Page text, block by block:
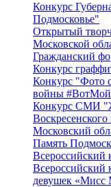
Конкурс
Подмосковье"
Открытый
Московской
Гражданский
Конкурс
Конкурс "Фото
войны
Конкурс СМИ
Воскресенского
Московский
Память
Всероссийский
Всероссийский
девушек «Мисс